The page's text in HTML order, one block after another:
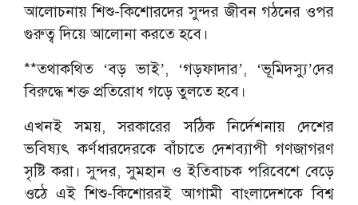
আলোচনায় শিশু-কিশোরদের সুন্দর জীবন গঠনের ওপর
গুরুত্ব দিয়ে আলোনা করতে হবে।
**তথাকথিত ‘বড় ভাই’, ‘গড়ফাদার’, ‘ভূমিদস্যু’দের
বিরুদ্ধে শক্ত প্রতিরোধ গড়ে তুলতে হবে।
এখনই সময়, সরকারের সঠিক নির্দেশনায় দেশের
ভবিষ্যৎ কর্ণধারদেরকে বাঁচাতে দেশব্যাপী গণজাগরণ
সৃষ্টি করা। সুন্দর, সুমহান ও ইতিবাচক পরিবেশে বেড়ে
ওঠে এই শিশু-কিশোররই আগামী বাংলাদেশকে বিশ্ব